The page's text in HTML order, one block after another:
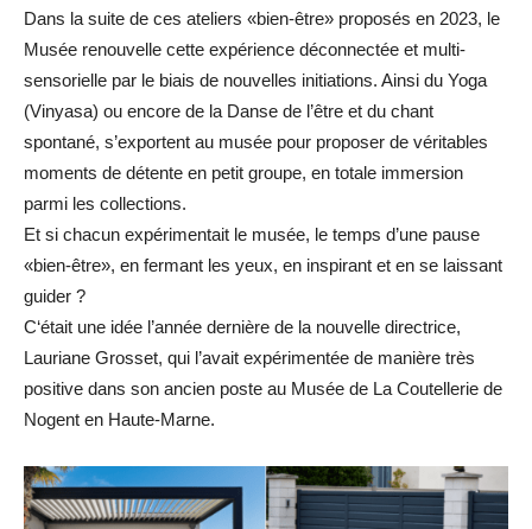
Dans la suite de ces ateliers «bien-être» proposés en 2023, le
Musée renouvelle cette expérience déconnectée et multi-
sensorielle par le biais de nouvelles initiations. Ainsi du Yoga
(Vinyasa) ou encore de la Danse de l’être et du chant
spontané, s’exportent au musée pour proposer de véritables
moments de détente en petit groupe, en totale immersion
parmi les collections.
Et si chacun expérimentait le musée, le temps d’une pause
«bien-être», en fermant les yeux, en inspirant et en se laissant
guider ?
C‘était une idée l’année dernière de la nouvelle directrice,
Lauriane Grosset, qui l’avait expérimentée de manière très
positive dans son ancien poste au Musée de La Coutellerie de
Nogent en Haute-Marne.